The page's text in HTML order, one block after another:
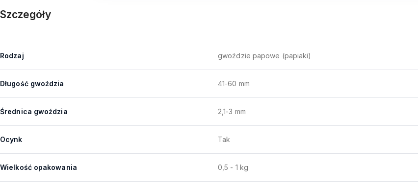
Szczegóły
Rodzaj gwoździe papowe (papiaki)
Długość gwoździa 41-60 mm
Średnica gwoździa 2,1-3 mm
Ocynk Tak
Wielkość opakowania 0,5 - 1 kg